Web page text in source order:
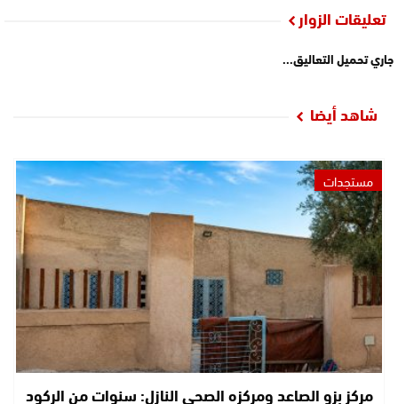
تعليقات الزوار
جاري تحميل التعاليق...
شاهد أيضا
مستجدات
مركز بزو الصاعد ومركزه الصحي النازل: سنوات من الركود